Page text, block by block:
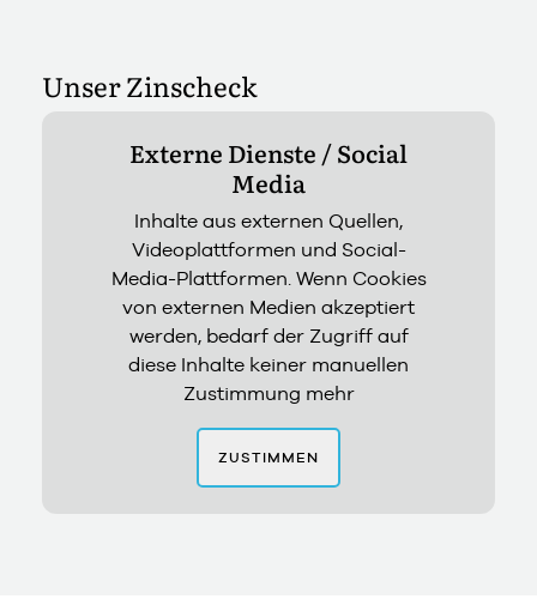
Unser Zinscheck
Externe Dienste / Social
Media
Inhalte aus externen Quellen,
Videoplattformen und Social-
Media-Plattformen. Wenn Cookies
von externen Medien akzeptiert
werden, bedarf der Zugriff auf
diese Inhalte keiner manuellen
Zustimmung mehr
ZUSTIMMEN